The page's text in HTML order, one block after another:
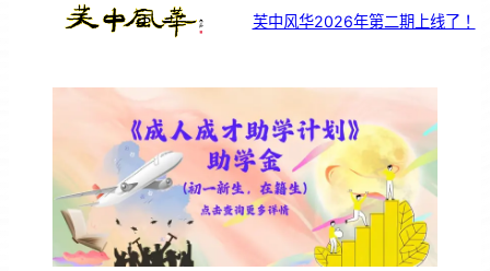
芙中风华2026年第二期上线了！